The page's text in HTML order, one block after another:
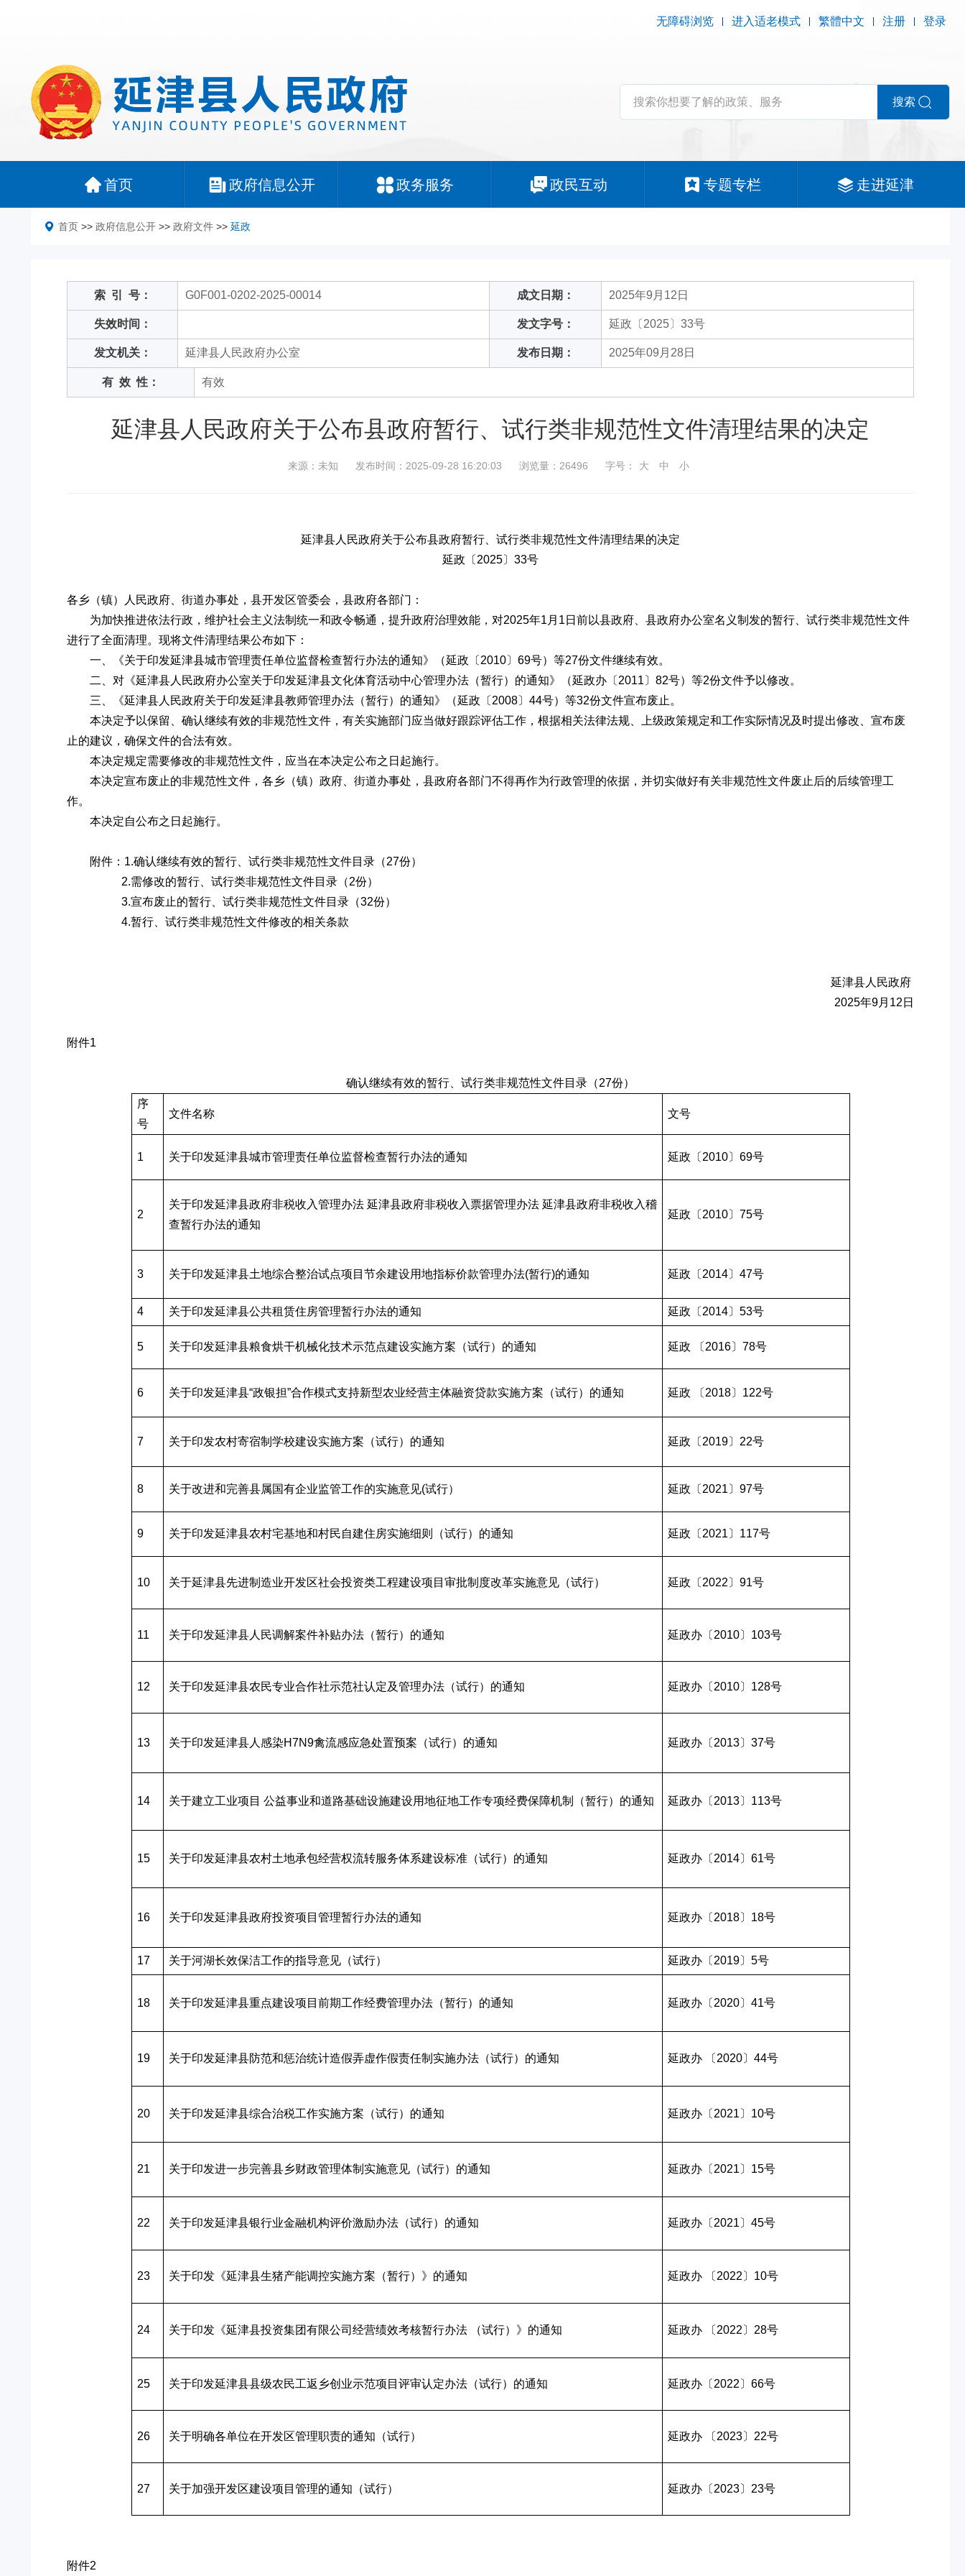
无障碍浏览 进入适老模式 繁體中文 注册 登录
搜索
首页 政府信息公开 政务服务 政民互动 专题专栏 走进延津
首页 >> 政府信息公开 >> 政府文件 >> 延政
索 引 号： G0F001-0202-2025-00014 成文日期： 2025年9月12日
失效时间： 发文字号： 延政〔2025〕33号
发文机关： 延津县人民政府办公室 发布日期： 2025年09月28日
有 效 性： 有效
延津县人民政府关于公布县政府暂行、试行类非规范性文件清理结果的决定
来源：未知 发布时间：2025-09-28 16:20:03 浏览量：26496 字号： 大 中 小
延津县人民政府关于公布县政府暂行、试行类非规范性文件清理结果的决定
延政〔2025〕33号
各乡（镇）人民政府、街道办事处，县开发区管委会，县政府各部门：
为加快推进依法行政，维护社会主义法制统一和政令畅通，提升政府治理效能，对2025年1月1日前以县政府、县政府办公室名义制发的暂行、试行类非规范性文件
进行了全面清理。现将文件清理结果公布如下：
一、《关于印发延津县城市管理责任单位监督检查暂行办法的通知》（延政〔2010〕69号）等27份文件继续有效。
二、对《延津县人民政府办公室关于印发延津县文化体育活动中心管理办法（暂行）的通知》（延政办〔2011〕82号）等2份文件予以修改。
三、《延津县人民政府关于印发延津县教师管理办法（暂行）的通知》（延政〔2008〕44号）等32份文件宣布废止。
本决定予以保留、确认继续有效的非规范性文件，有关实施部门应当做好跟踪评估工作，根据相关法律法规、上级政策规定和工作实际情况及时提出修改、宣布废
止的建议，确保文件的合法有效。
本决定规定需要修改的非规范性文件，应当在本决定公布之日起施行。
本决定宣布废止的非规范性文件，各乡（镇）政府、街道办事处，县政府各部门不得再作为行政管理的依据，并切实做好有关非规范性文件废止后的后续管理工
作。
本决定自公布之日起施行。
附件：1.确认继续有效的暂行、试行类非规范性文件目录（27份）
2.需修改的暂行、试行类非规范性文件目录（2份）
3.宣布废止的暂行、试行类非规范性文件目录（32份）
4.暂行、试行类非规范性文件修改的相关条款
延津县人民政府
2025年9月12日
附件1
确认继续有效的暂行、试行类非规范性文件目录（27份）
序
号
文件名称 文号
1 关于印发延津县城市管理责任单位监督检查暂行办法的通知 延政〔2010〕69号
2
关于印发延津县政府非税收入管理办法 延津县政府非税收入票据管理办法 延津县政府非税收入稽
查暂行办法的通知
延政〔2010〕75号
3 关于印发延津县土地综合整治试点项目节余建设用地指标价款管理办法(暂行)的通知 延政〔2014〕47号
4 关于印发延津县公共租赁住房管理暂行办法的通知 延政〔2014〕53号
5 关于印发延津县粮食烘干机械化技术示范点建设实施方案（试行）的通知 延政 〔2016〕78号
6 关于印发延津县“政银担”合作模式支持新型农业经营主体融资贷款实施方案（试行）的通知 延政 〔2018〕122号
7 关于印发农村寄宿制学校建设实施方案（试行）的通知 延政〔2019〕22号
8 关于改进和完善县属国有企业监管工作的实施意见(试行） 延政〔2021〕97号
9 关于印发延津县农村宅基地和村民自建住房实施细则（试行）的通知 延政〔2021〕117号
10 关于延津县先进制造业开发区社会投资类工程建设项目审批制度改革实施意见（试行） 延政〔2022〕91号
11 关于印发延津县人民调解案件补贴办法（暂行）的通知 延政办〔2010〕103号
12 关于印发延津县农民专业合作社示范社认定及管理办法（试行）的通知 延政办〔2010〕128号
13 关于印发延津县人感染H7N9禽流感应急处置预案（试行）的通知 延政办〔2013〕37号
14 关于建立工业项目 公益事业和道路基础设施建设用地征地工作专项经费保障机制（暂行）的通知 延政办〔2013〕113号
15 关于印发延津县农村土地承包经营权流转服务体系建设标准（试行）的通知 延政办〔2014〕61号
16 关于印发延津县政府投资项目管理暂行办法的通知 延政办〔2018〕18号
17 关于河湖长效保洁工作的指导意见（试行） 延政办〔2019〕5号
18 关于印发延津县重点建设项目前期工作经费管理办法（暂行）的通知 延政办〔2020〕41号
19 关于印发延津县防范和惩治统计造假弄虚作假责任制实施办法（试行）的通知 延政办 〔2020〕44号
20 关于印发延津县综合治税工作实施方案（试行）的通知 延政办〔2021〕10号
21 关于印发进一步完善县乡财政管理体制实施意见（试行）的通知 延政办〔2021〕15号
22 关于印发延津县银行业金融机构评价激励办法（试行）的通知 延政办〔2021〕45号
23 关于印发《延津县生猪产能调控实施方案（暂行）》的通知 延政办 〔2022〕10号
24 关于印发《延津县投资集团有限公司经营绩效考核暂行办法 （试行）》的通知 延政办 〔2022〕28号
25 关于印发延津县县级农民工返乡创业示范项目评审认定办法（试行）的通知 延政办〔2022〕66号
26 关于明确各单位在开发区管理职责的通知（试行） 延政办 〔2023〕22号
27 关于加强开发区建设项目管理的通知（试行） 延政办〔2023〕23号
附件2